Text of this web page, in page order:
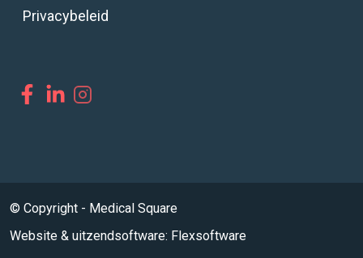
Privacybeleid
© Copyright - Medical Square
Website & uitzendsoftware: Flexsoftware